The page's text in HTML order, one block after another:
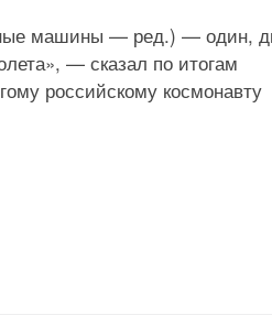
машины — ред.) — один,
— сказал по итогам
российскому космонавту